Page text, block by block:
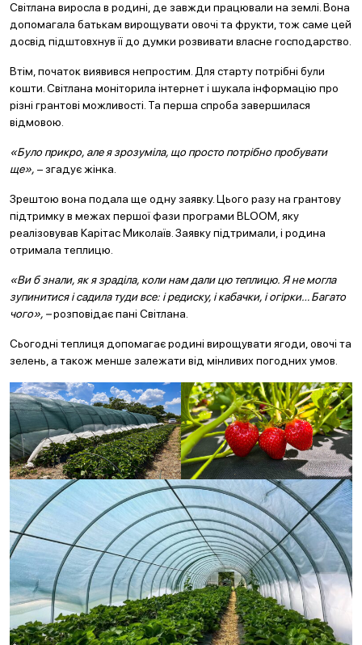
Світлана виросла в родині, де завжди працювали на землі. Вона
допомагала батькам вирощувати овочі та фрукти, тож саме цей
досвід підштовхнув її до думки розвивати власне господарство.
Втім, початок виявився непростим. Для старту потрібні були
кошти. Світлана моніторила інтернет і шукала інформацію про
різні грантові можливості. Та перша спроба завершилася
відмовою.
«Було прикро, але я зрозуміла, що просто потрібно пробувати
ще», – згадує жінка.
Зрештою вона подала ще одну заявку. Цього разу на грантову
підтримку в межах першої фази програми BLOOM, яку
реалізовував Карітас Миколаїв. Заявку підтримали, і родина
отримала теплицю.
«Ви б знали, як я зраділа, коли нам дали цю теплицю. Я не могла
зупинитися і садила туди все: і редиску, і кабачки, і огірки… Багато
чого», –розповідає пані Світлана.
Сьогодні теплиця допомагає родині вирощувати ягоди, овочі та
зелень, а також менше залежати від мінливих погодних умов.